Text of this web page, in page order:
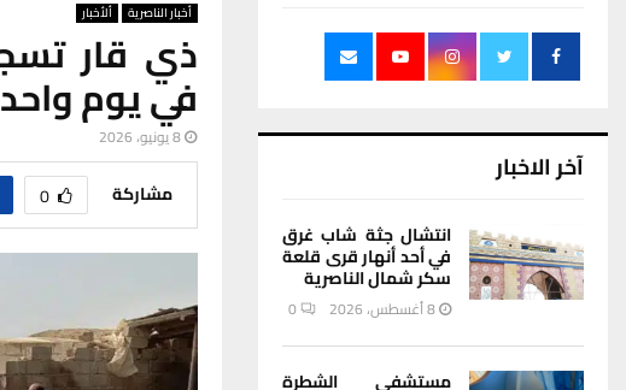
أخبار الناصرية ألأخبار
في يوم واحد
8 يونيو، 2026
مشاركة 0
آخر الاخبار
انتشال جثة شاب غرق
في أحد أنهار قرى قلعة
سكر شمال الناصرية
8 أغسطس، 2026 0
مستشفى الشطرة